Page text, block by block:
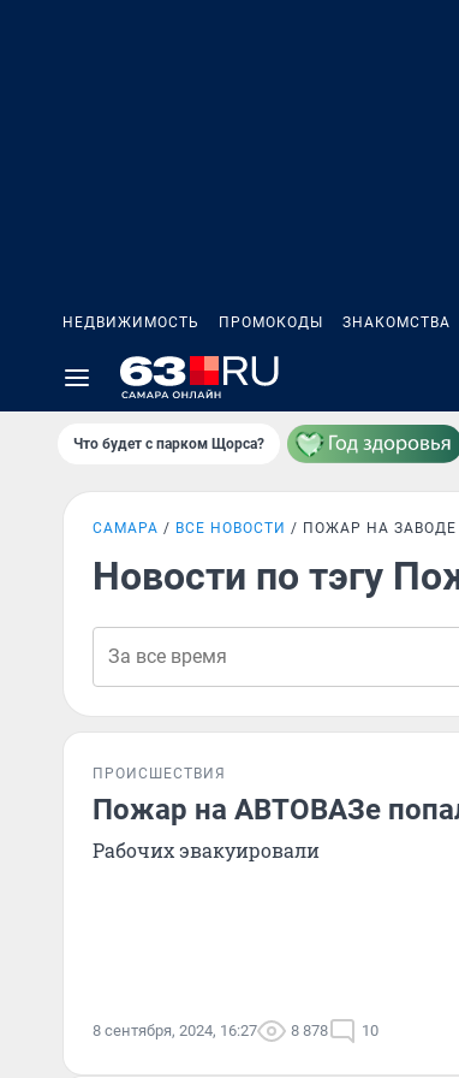
НЕДВИЖИМОСТЬ ПРОМОКОДЫ ЗНАКОМСТВА
Что будет с парком Щорса?
САМАРА ВСЕ НОВОСТИ ПОЖАР НА ЗАВОДЕ
Новости по тэгу
ПРОИСШЕСТВИЯ
Пожар на АВТОВАЗе
Рабочих эвакуировали
8 сентября, 2024, 16:27 8 878 10